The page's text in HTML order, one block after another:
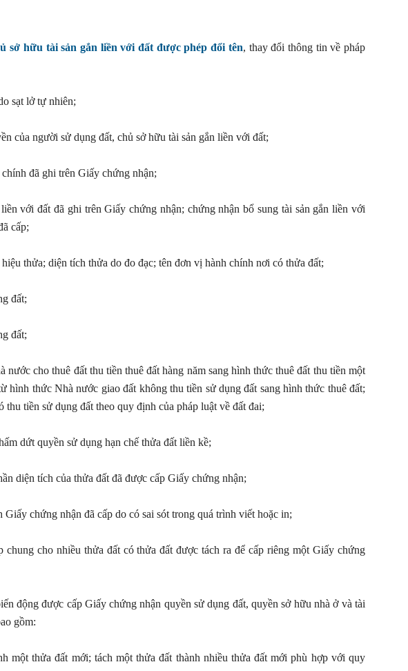
sở hữu tài sản gắn liền với đất được phép đổi tên, thay đổi thông tin về pháp
sạt lở tự nhiên;
của người sử dụng đất, chủ sở hữu tài sản gắn liền với đất;
đã ghi trên Giấy chứng nhận;
với đất đã ghi trên Giấy chứng nhận; chứng nhận bổ sung tài sản gắn liền với
cấp;
thửa; diện tích thửa do đo đạc; tên đơn vị hành chính nơi có thửa đất;
đất;
đất;
nước cho thuê đất thu tiền thuê đất hàng năm sang hình thức thuê đất thu tiền một
hình thức Nhà nước giao đất không thu tiền sử dụng đất sang hình thức thuê đất;
thu tiền sử dụng đất theo quy định của pháp luật về đất đai;
dứt quyền sử dụng hạn chế thửa đất liền kề;
diện tích của thửa đất đã được cấp Giấy chứng nhận;
chứng nhận đã cấp do có sai sót trong quá trình viết hoặc in;
chung cho nhiều thửa đất có thửa đất được tách ra để cấp riêng một Giấy chứng
động được cấp Giấy chứng nhận quyền sử dụng đất, quyền sở hữu nhà ở và tài
gồm:
một thửa đất mới; tách một thửa đất thành nhiều thửa đất mới phù hợp với quy